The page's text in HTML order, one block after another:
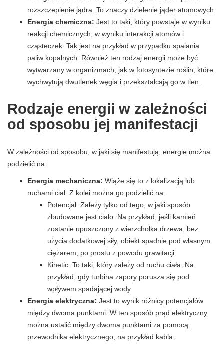
rozszczepienie jądra. To znaczy dzielenie jąder atomowych.
Energia chemiczna: Jest to taki, który powstaje w wyniku
reakcji chemicznych, w wyniku interakcji atomów i
cząsteczek. Tak jest na przykład w przypadku spalania
paliw kopalnych. Również ten rodzaj energii może być
wytwarzany w organizmach, jak w fotosyntezie roślin, które
wychwytują dwutlenek węgla i przekształcają go w tlen.
Rodzaje energii w zależności
od sposobu jej manifestacji
W zależności od sposobu, w jaki się manifestują, energie można
podzielić na:
Energia mechaniczna: Wiąże się to z lokalizacją lub
ruchami ciał. Z kolei można go podzielić na:
Potencjał: Zależy tylko od tego, w jaki sposób
zbudowane jest ciało. Na przykład, jeśli kamień
zostanie upuszczony z wierzchołka drzewa, bez
użycia dodatkowej siły, obiekt spadnie pod własnym
ciężarem, po prostu z powodu grawitacji.
Kinetic: To taki, który zależy od ruchu ciała. Na
przykład, gdy turbina zapory porusza się pod
wpływem spadającej wody.
Energia elektryczna: Jest to wynik różnicy potencjałów
między dwoma punktami. W ten sposób prąd elektryczny
można ustalić między dwoma punktami za pomocą
przewodnika elektrycznego, na przykład kabla.